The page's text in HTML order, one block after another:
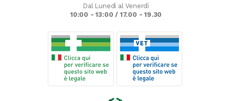
Dal Lunedì al Venerdì
10:00 - 13:00 / 17.00 - 19.30